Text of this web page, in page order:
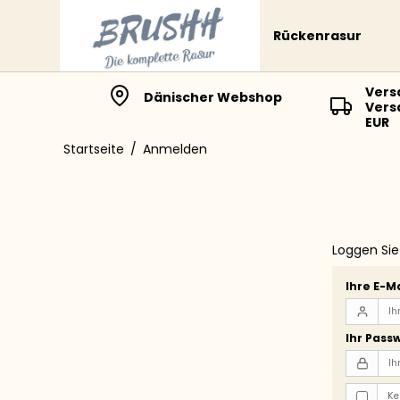
Rückenrasur
Dänischer Webshop
EUR
Startseite / Anmelden
Loggen
Ihre E-
Ihr